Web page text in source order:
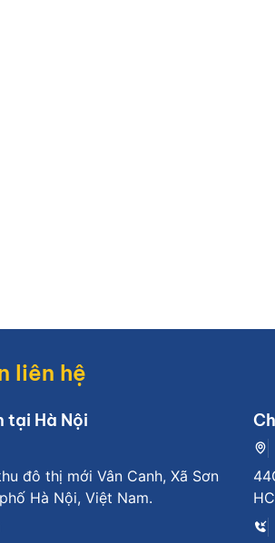
liên hệ
tại Hà Nội
đô thị mới Vân Canh, Xã Sơn
Hà Nội, Việt Nam.